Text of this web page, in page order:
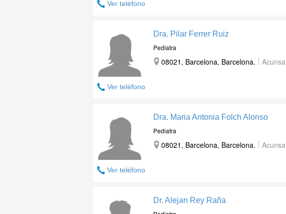
Ver teléfono
Ver teléfono
Dra. Pilar Ferrer Ruiz
Pediatra
08021, Barcelona, Barcelona. Acunsa
Ver teléfono
Dra. Maria Antonia Folch Alonso
Pediatra
08021, Barcelona, Barcelona. Acunsa
Dr. Alejan Rey Raña